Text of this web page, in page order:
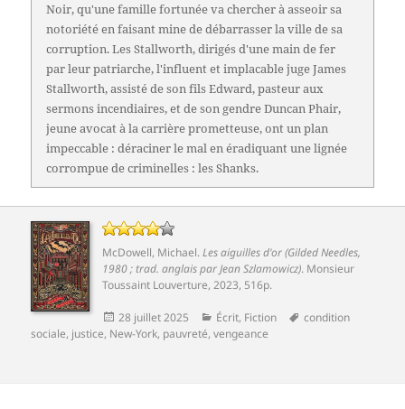
Noir, qu'une famille fortunée va chercher à asseoir sa
notoriété en faisant mine de débarrasser la ville de sa
corruption. Les Stallworth, dirigés d'une main de fer
par leur patriarche, l'influent et implacable juge James
Stallworth, assisté de son fils Edward, pasteur aux
sermons incendiaires, et de son gendre Duncan Phair,
jeune avocat à la carrière prometteuse, ont un plan
impeccable : déraciner le mal en éradiquant une lignée
corrompue de criminelles : les Shanks.
McDowell, Michael.Les aiguilles d'or (Gilded Needles,
1980 ; trad. anglais par Jean Szlamowicz). Monsieur
Toussaint Louverture, 2023, 516p.
Publié
le
28 juillet 2025 Catégories
Écrit, Fiction
Mots-
condition
sociale, justice, New-York, pauvreté,vengeance